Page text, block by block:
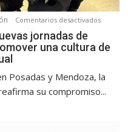
Comentarios desactivadosen
Salud
jornadas de
una cultura de
Posadas y Mendoza, la
su compromiso...